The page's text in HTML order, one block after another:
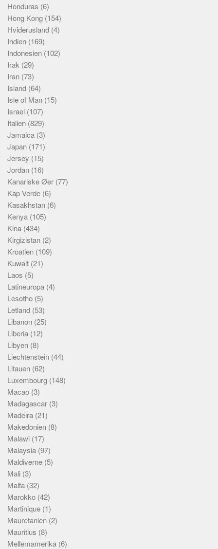
Honduras (6)
Hong Kong (154)
Hviderusland (4)
Indien (169)
Indonesien (102)
Irak (29)
Iran (73)
Island (64)
Isle of Man (15)
Israel (107)
Italien (829)
Jamaica (3)
Japan (171)
Jersey (15)
Jordan (16)
Kanariske Øer (77)
Kap Verde (6)
Kasakhstan (6)
Kenya (105)
Kina (434)
Kirgizistan (2)
Kroatien (109)
Kuwait (21)
Laos (5)
Latineuropa (4)
Lesotho (5)
Letland (53)
Libanon (25)
Liberia (12)
Libyen (8)
Liechtenstein (44)
Litauen (62)
Luxembourg (148)
Macao (3)
Madagascar (3)
Madeira (21)
Makedonien (8)
Malawi (17)
Malaysia (97)
Maldiverne (5)
Mali (3)
Malta (32)
Marokko (42)
Martinique (1)
Mauretanien (2)
Mauritius (8)
Mellemamerika (6)